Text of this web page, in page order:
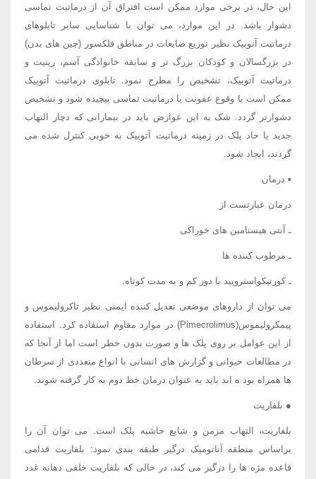
این حال، در برخی موارد ممکن است افتراق آن از درماتیت تماسی
دشوار باشد. در این موارد، می توان با شناسایی سایر تابلوهای
درماتیت آتوپیک نظیر توزیع ضایعات در مناطق فلکسور (چین های بدن)
در بزرگسالان و کودکان بزرگ تر و سابقه خانوادگی آسم، رینیت و
درماتیت آتوپیک، تشخیص را مطرح نمود. تابلوی درماتیت آتوپیک
ممکن است با وقوع عفونت یا درماتیت تماسی پیچیده شود و تشخیص
دشوارتر گردد. شک به این عوارض باید در بیمارانی که دچار التهاب
جدید یا حاد پلک در زمینه درماتیت آتوپیک به خوبی کنترل شده می
گردند، ایجاد شود.
▪ درمان
درمان عبارتست از
ـ آنتی هیستامین های خوراکی
ـ مرطوب کننده ها
ـ کورتیکواسترویید با دوز کم و به مدت کوتاه.
می توان از داروهای موضعی تعدیل کننده ایمنی نظیر تاکرولیموس و
پیمکرولیموس(Pimecrolimus) در موارد مقاوم استفاده کرد. استفاده
از این عوامل بر روی پلک ها و صورت بدون خطر است اما از آنجا که
در مطالعات حیوانی و گزارش های انسانی با انواع متعددی از سرطان
ها همراه بود ه اند باید به عنوان درمان خط دوم به کار گرفته شوند.
● بلفاریت
بلفاریت، التهاب مزمن و شایع حاشیه پلک است. می توان آن را
براساس منطقه آناتومیک درگیر طبقه بندی نمود: بلفاریت قدامی
قاعده مژه ها را درگیر می کند، در حالی که بلفاریت خلفی دهانه غدد